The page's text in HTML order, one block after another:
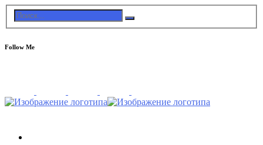
Follow Me